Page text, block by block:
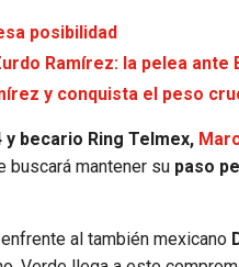
posibilidad
Ramírez: la pelea
y conquista el peso
becario Ring Telmex,
buscará mantener su paso
al también mexicano